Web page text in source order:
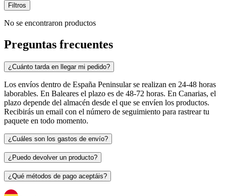
Filtros
No se encontraron productos
Preguntas frecuentes
¿Cuánto tarda en llegar mi pedido?
Los envíos dentro de España Peninsular se realizan en 24-48 horas
laborables. En Baleares el plazo es de 48-72 horas. En Canarias, el
plazo depende del almacén desde el que se envíen los productos.
Recibirás un email con el número de seguimiento para rastrear tu
paquete en todo momento.
¿Cuáles son los gastos de envío?
¿Puedo devolver un producto?
¿Qué métodos de pago aceptáis?